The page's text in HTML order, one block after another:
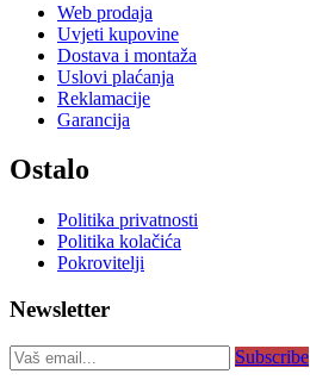
Web prodaja
Uvjeti kupovine
Dostava i montaža
Uslovi plaćanja
Reklamacije
Garancija
Ostalo
Politika privatnosti
Politika kolačića
Pokrovitelji
Newsletter
Subscribe